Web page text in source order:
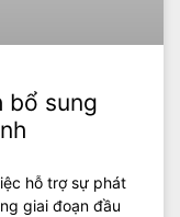
bổ sung
hỗ trợ sự phát
giai đoạn đầu